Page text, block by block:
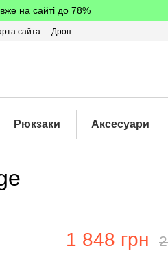
на сайті до 78%
сайта
Дроп
Рюкзаки Аксесуари
1 848 грн